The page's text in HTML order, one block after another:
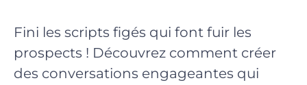
Fini les scripts figés qui font fuir les
prospects ! Découvrez comment créer
des conversations engageantes qui